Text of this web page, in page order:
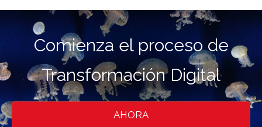
Comienza el proceso de
Transformación Digital
AHORA